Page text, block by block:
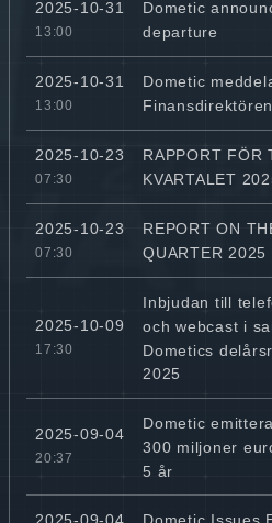
2025-10-31
13:00
Dometic
departure
2025-10-31
13:00
Dometic
2025-10-23
07:30
RAPPORT FÖR
KVARTALET
2025-10-23
07:30
REPORT ON
QUARTER 2025
2025-10-09
17:30
Inbjudan till
och webcast i
Dometics
2025
2025-09-04
20:37
Dometic
300 miljoner
5 år
Dometic Issues